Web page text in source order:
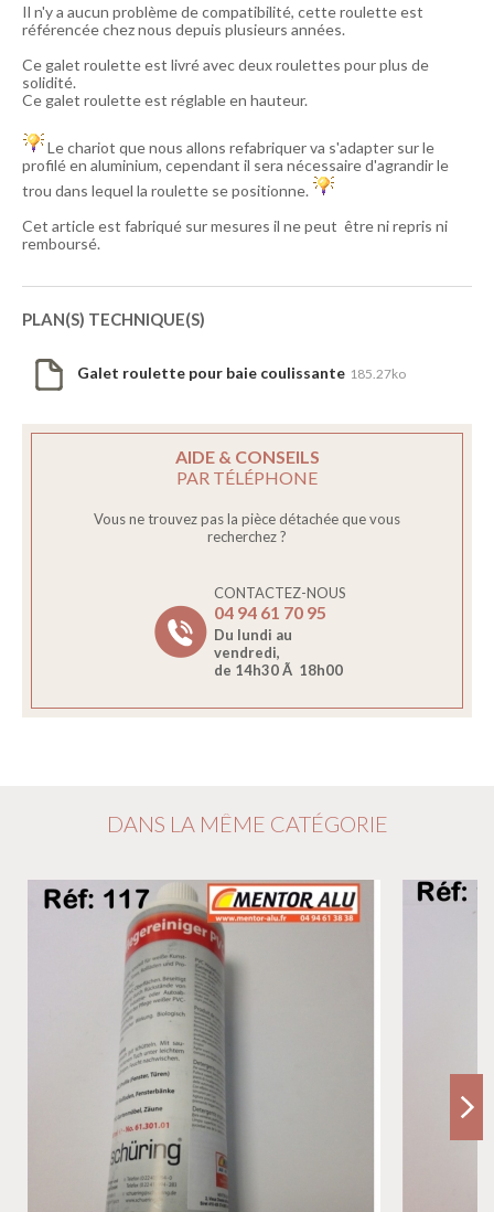
Il n'y a aucun problème de compatibilité, cette roulette est
référencée chez nous depuis plusieurs années.
Ce galet roulette est livré avec deux roulettes pour plus de
solidité.
Ce galet roulette est réglable en hauteur.
Le chariot que nous allons refabriquer va s'adapter sur le
profilé en aluminium, cependant il sera nécessaire d'agrandir le
trou dans lequel la roulette se positionne.
Cet article est fabriqué sur mesures il ne peut être ni repris ni
remboursé.
PLAN(S) TECHNIQUE(S)
Galet roulette pour baie coulissante 185.27ko
AIDE & CONSEILS
PAR TÉLÉPHONE
Vous ne trouvez pas la pièce détachée que vous
recherchez ?
CONTACTEZ-NOUS
04 94 61 70 95
Du lundi au
vendredi,
de 14h30 Ã 18h00
DANS LA MÊME CATÉGORIE